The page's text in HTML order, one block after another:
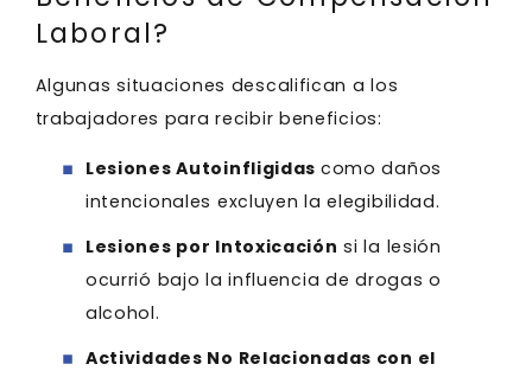
Laboral?
Algunas situaciones descalifican a los
trabajadores para recibir beneficios:
Lesiones Autoinfligidas como daños
intencionales excluyen la elegibilidad.
Lesiones por Intoxicación si la lesión
ocurrió bajo la influencia de drogas o
alcohol.
Actividades No Relacionadas con el